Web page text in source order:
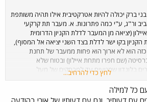
ברק יכולה להיות אטרקטיבית אילו תהיה משותפת
ור"ג, ע"י כמה פתרונות. א. מעבר תת קרקעי
איילון (יציאה מן המעבר לדלת הקניון הדרומית
הקניון בקו ישר לדלת בצד השני יציאה אל המסוף),
הוא לא ארוך הוא פחות ממעבר של תחנת
(שם חפרו מתחת איילון) ובטוח שלא
בלונדון שמגיעים עד למרחקים של מעל
ועשרות אלפים משתמשים בהם). ב. חיבור מאזור
הקרוב בבני ברק ורמת החייל של שביל אופניים אל
בתל אביב זה עובד אלפי נוסעים משתמשים
לחץ כדי להרחיב...
כל למילה